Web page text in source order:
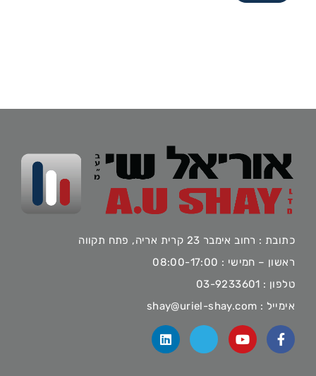
כתובת : רחוב אימבר 23 קרית אריה, פתח תקווה
ראשון – חמישי : 08:00-17:00
טלפון : 03-9233601
אימייל : shay@uriel-shay.com